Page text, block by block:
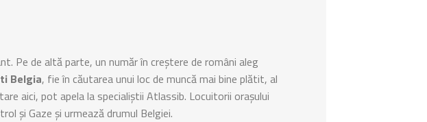
Pe de altă parte, un număr în creștere de români aleg
Belgia, fie în căutarea unui loc de muncă mai bine plătit, al
aici, pot apela la specialiștii Atlassib. Locuitorii orașului
și Gaze și urmează drumul Belgiei.